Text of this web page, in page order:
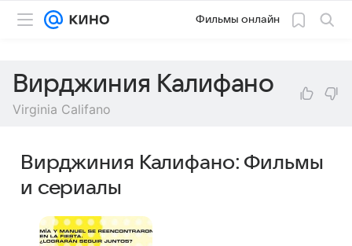
Фильмы онлайн
Вирджиния Калифано
Virginia Califano
Вирджиния Калифано: Фильмы
и сериалы